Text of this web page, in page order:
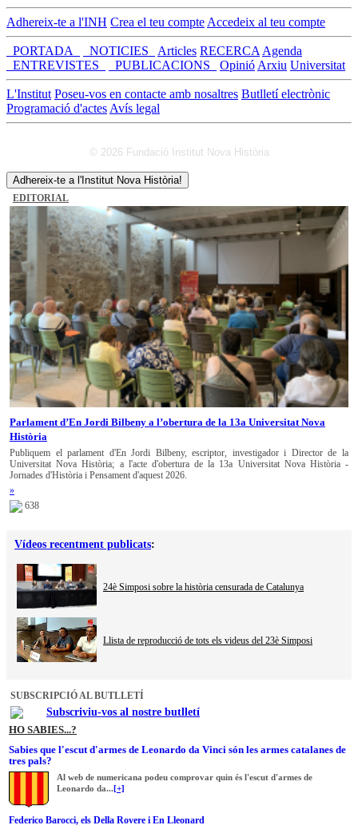
Adhereix-te a l'INH Crea el teu compte Accedeix al teu compte
_PORTADA_ _NOTICIES_ Articles RECERCA Agenda
_ENTREVISTES_
_PUBLICACIONS_ Opinió Arxiu Universitat
L'Institut Poseu-vos en contacte amb nosaltres Butlletí electrònic
Programació d'actes Avís legal
© 2026 Fundació Institut Nova Història
Adhereix-te a l'Institut Nova Història!
EDITORIAL
Parlament d’En Jordi Bilbeny a l’obertura de la 13a Universitat Nova
Història
Publiquem el parlament d'En Jordi Bilbeny, escriptor, investigador i Director de la
Universitat Nova Història; a l'acte d'obertura de la 13a Universitat Nova Història -
Jornades d'Història i Pensament d'aquest 2026.
»
638
Vídeos recentment publicats:
24è Simposi sobre la història censurada de Catalunya
Llista de reproducció de tots els videus del 23è Simposi
SUBSCRIPCIÓ AL BUTLLETÍ
Subscriviu-vos al nostre butlletí
HO SABIES...?
Sabies que l'escut d'armes de Leonardo da Vinci són les armes catalanes de
tres pals?
Al web de numericana podeu comprovar quin és l'escut d'armes de
Leonardo da...[+]
Federico Barocci, els Della Rovere i En Lleonard